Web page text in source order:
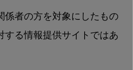
係者の方を対象にしたもの
する情報提供サイトではあ